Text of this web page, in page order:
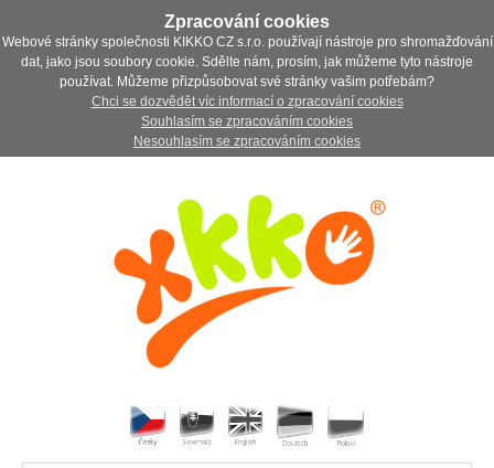
Zpracování cookies
Webové stránky společnosti KIKKO CZ s.r.o. používají nástroje pro shromažďování
dat, jako jsou soubory cookie. Sdělte nám, prosím, jak můžeme tyto nástroje
používat. Můžeme přizpůsobovat své stránky vašim potřebám?
Chci se dozvědět víc informací o zpracování cookies
Souhlasím se zpracováním cookies
Nesouhlasím se zpracováním cookies